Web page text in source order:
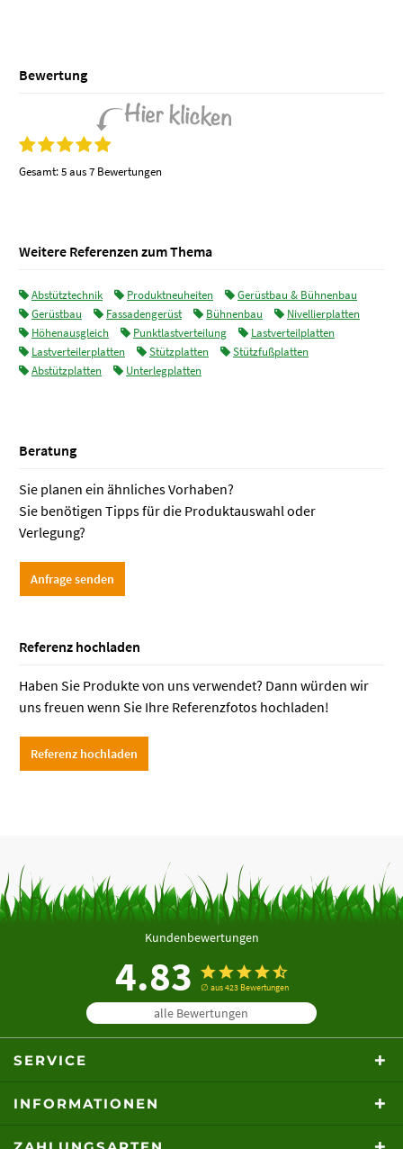
Bewertung
Gesamt:5 aus 7 Bewertungen
Weitere Referenzen zum Thema
Abstütztechnik Produktneuheiten
Gerüstbau & Bühnenbau
Gerüstbau
Fassadengerüst Bühnenbau
Nivellierplatten
Höhenausgleich
Punktlastverteilung
Lastverteilplatten
Lastverteilerplatten
Stützplatten
Stützfußplatten
Abstützplatten
Unterlegplatten
Beratung
Sie planen ein ähnliches Vorhaben?
Sie benötigen Tipps für die Produktauswahl oder
Verlegung?
Anfrage senden
Referenz hochladen
Haben Sie Produkte von uns verwendet? Dann würden wir
uns freuen wenn Sie Ihre Referenzfotos hochladen!
Referenz hochladen
Kundenbewertungen
4.83 ∅ aus 423 Bewertungen
alle Bewertungen
SERVICE
INFORMATIONEN